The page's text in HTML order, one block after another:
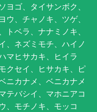
ゴ、タイサンボク、
、チャノキ、ツゲ、
トベラ、ナナミノキ、
、ネズミモチ、ハイノ
マヒサカキ、ヒイラ
クセイ、ヒサカキ、ピ
ニカナメ、ベニカナメ
テバシイ、マホニアコ
、モチノキ、モッコ